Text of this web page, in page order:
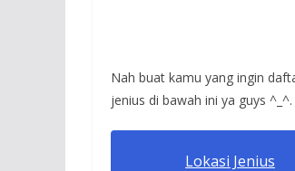
Nah buat kamu yang ingin
jenius di bawah ini ya guys ^_^.
Lokasi Jenius